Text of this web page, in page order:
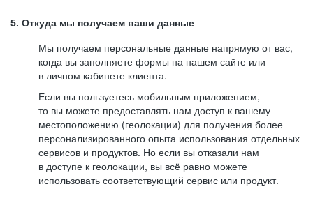
5. Откуда мы получаем ваши данные
Мы получаем персональные данные напрямую от вас,
когда вы заполняете формы на нашем сайте или
в личном кабинете клиента.
Если вы пользуетесь мобильным приложением,
то вы можете предоставлять нам доступ к вашему
местоположению (геолокации) для получения более
персонализированного опыта использования отдельных
сервисов и продуктов. Но если вы отказали нам
в доступе к геолокации, вы всё равно можете
использовать соответствующий сервис или продукт.